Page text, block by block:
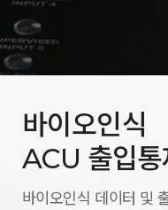
바이오인식
ACU 출입통
바이오인식 데이터 및